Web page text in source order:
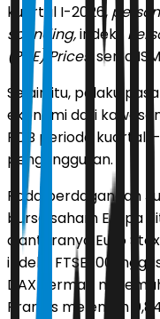
kuartal I-2026,
spending,indeks
(PCE) Prices, serta
Selain itu, pelaku
ekonomi dari
PDB periode kuartal
pengangguran.
Pada perdagangan
bursa saham Eropa
diantaranya Euro
indeks FTSE 100
DAX Jerman
Prancis melemah